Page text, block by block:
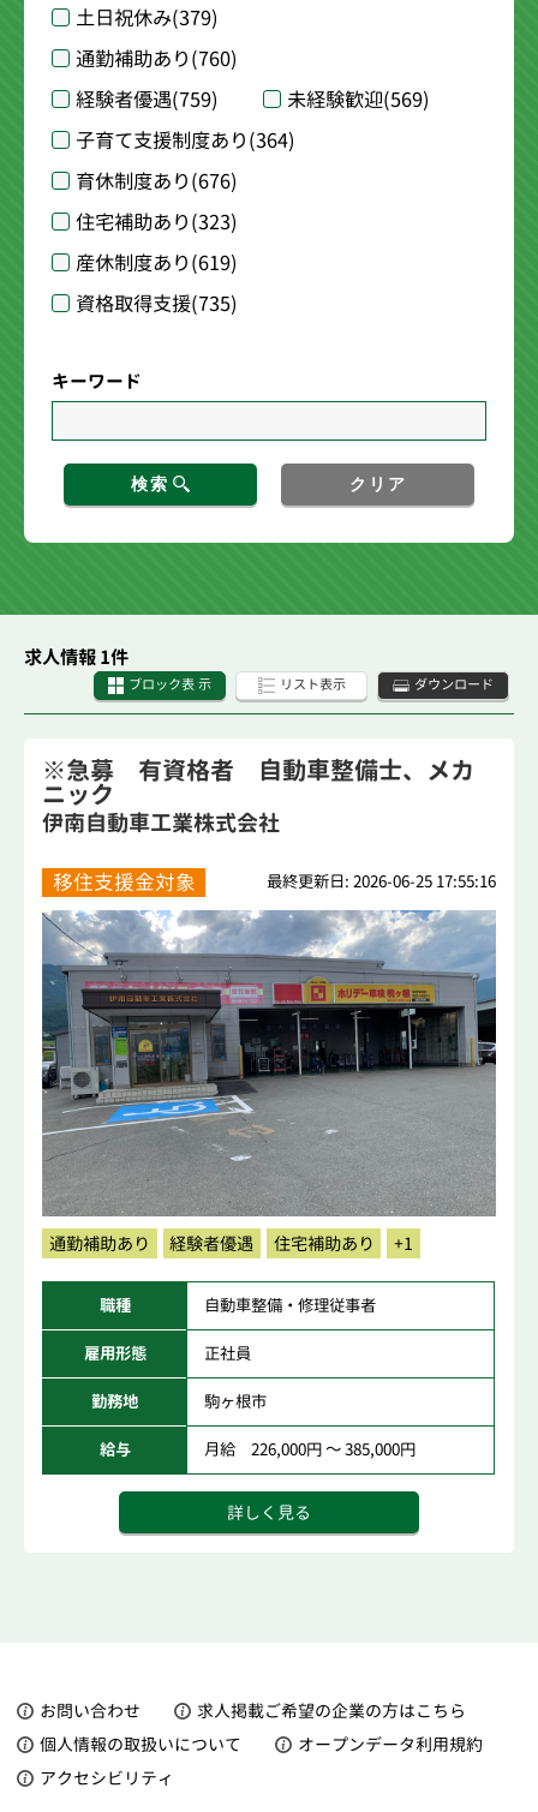
土日祝休み(379)
通勤補助あり(760)
経験者優遇(759) 未経験歓迎(569)
子育て支援制度あり(364)
育休制度あり(676)
住宅補助あり(323)
産休制度あり(619)
資格取得支援(735)
キーワード
検索 クリア
求人情報 1件
ブロック表 示 リスト表示 ダウンロード
※急募 有資格者 自動車整備士、メカ
ニック
伊南自動車工業株式会社
移住支援金対象 最終更新日: 2026-06-25 17:55:16
通勤補助あり 経験者優遇 住宅補助あり +1
職種 自動車整備・修理従事者
雇用形態 正社員
勤務地 駒ヶ根市
給与 月給 226,000円 ～ 385,000円
詳しく見る
お問い合わせ
求人掲載ご希望の企業の方はこちら
個人情報の取扱いについて
オープンデータ利用規約
アクセシビリティ